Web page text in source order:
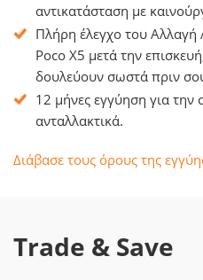
αντικατάσταση με
Πλήρη έλεγχο του Αλλαγή
Poco X5 μετά την
δουλεύουν σωστά πριν
12 μήνες εγγύηση για την
ανταλλακτικά.
Διάβασε τους όρους της
Trade & Save